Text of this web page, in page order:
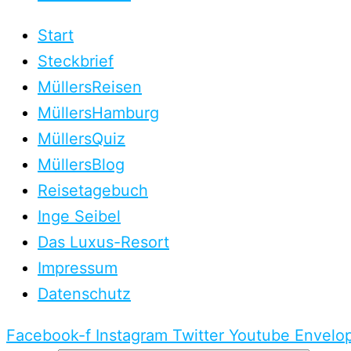
Start
Steckbrief
MüllersReisen
MüllersHamburg
MüllersQuiz
MüllersBlog
Reisetagebuch
Inge Seibel
Das Luxus-Resort
Impressum
Datenschutz
Facebook-f Instagram Twitter Youtube